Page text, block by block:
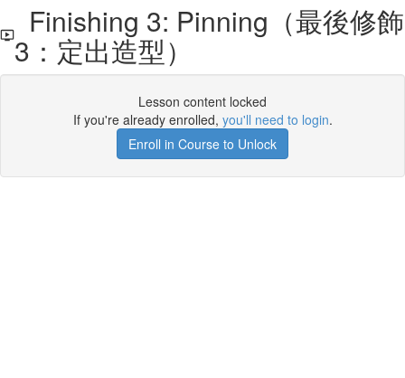
Finishing 3: Pinning（最後修飾
3：定出造型）
Lesson content locked
If you're already enrolled, you'll need to login.
Enroll in Course to Unlock